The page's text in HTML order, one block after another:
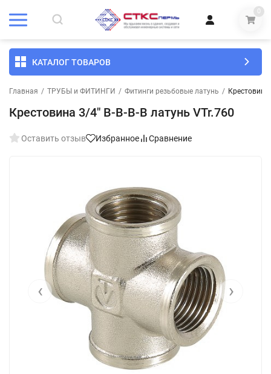
0
КАТАЛОГ ТОВАРОВ
Главная / ТРУБЫ и ФИТИНГИ / Фитинги резьбовые латунь /
Крестовина 3/4" В-В-В-В латунь VTr.760
Оставить отзыв Избранное Сравнение
‹ ›